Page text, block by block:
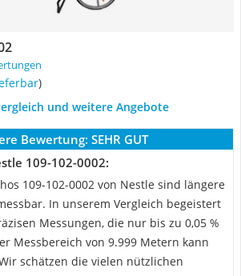
)
und weitere Angebote
Bewertung: SEHR GUT
109-102-0002:
109-102-0002 von Nestle sind längere
In unserem Vergleich begeistert
Messungen, die nur bis zu 0,05 %
Messbereich von 9.999 Metern kann
schätzen die vielen nützlichen